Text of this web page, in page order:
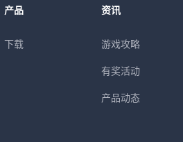
产品
下载
资讯
游戏攻略
有奖活动
产品动态